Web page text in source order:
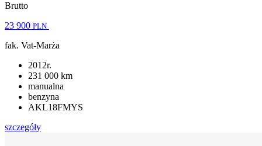
Brutto
23 900 PLN
fak. Vat-Marża
2012r.
231 000 km
manualna
benzyna
AKL18FMYS
szczegóły